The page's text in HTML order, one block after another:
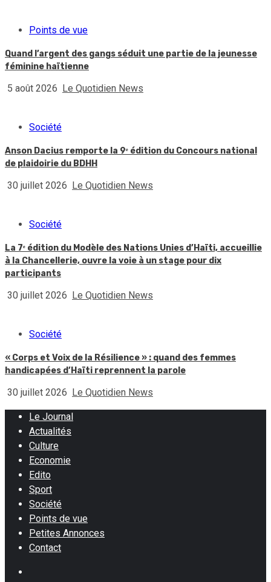
Points de vue
Quand l’argent des gangs séduit une partie de la jeunesse
féminine haïtienne
5 août 2026 Le Quotidien News
Société
Anson Dacius remporte la 9ᵉ édition du Concours national
de plaidoirie du BDHH
30 juillet 2026 Le Quotidien News
Société
La 7ᵉ édition du Modèle des Nations Unies d’Haïti, accueillie
à la Chancellerie, ouvre la voie à un stage pour dix
participants
30 juillet 2026 Le Quotidien News
Société
« Corps et Voix de la Résilience » : quand des femmes
handicapées d’Haïti reprennent la parole
30 juillet 2026 Le Quotidien News
Le Journal
Actualités
Culture
Economie
Edito
Sport
Société
Points de vue
Petites Annonces
Contact